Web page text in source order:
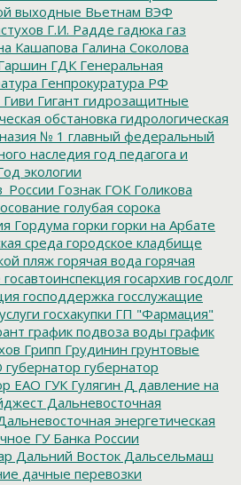
выходные Вьетнам ВЭФ
Г.И. Радде гадюка газ
Кашапова Галина Соколова
ГДК Генеральная
Генпрокуратура РФ
Гиви Гигант гидрозащитные
обстановка гидрологическая
№ 1 главный федеральный
наследия год педагога и
экологии
Гознак ГОК Голикова
голубая сорока
Гордума горки горки на Арбате
среда городское кладбище
пляж горячая вода горячая
госавтоинспекция госархив госдолг
господдержка госслужащие
госхакупки ГП "Фармация"
график подвоза воды график
Грипп Грудинин грунтовые
губернатор губернатор
ЕАО ГУК Гулягин Д давление на
Дальневосточная
энергетическая
ГУ Банка России
Дальний Восток Дальсельмаш
дачные перевозки